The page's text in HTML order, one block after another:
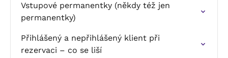
Vstupové permanentky (někdy též jen
permanentky)
Přihlášený a nepřihlášený klient při
rezervaci – co se liší